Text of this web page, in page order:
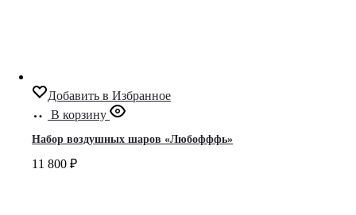
Добавить в Избранное
В корзину
Набор воздушных шаров «Любофффь»
11 800 ₽